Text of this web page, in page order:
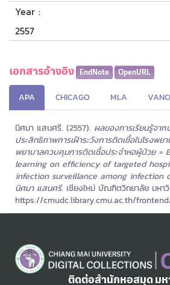
Year :
2557
เอกสารอ้างอิง EndNote OpenURL
APA CHICAGO MLA
นิศมา แสนศรี. (2557). ผลของการเรียนรู้จา
ประสิทธิภาพการเฝ้าระวังการติดเชื้อในโรงพย
พยาบาลควบคุมการติดเชื้อประจำหอผู้ป่วย
learning on efficiency of targeted
infection surveillance among infection
นิศมา แสนศรี. เชียงใหม่ บัณฑิตวิทยาลัย มหาวิ
https://cmudc.library.cmu.ac.th/
ติดต่อสำนักหอสมุด มห